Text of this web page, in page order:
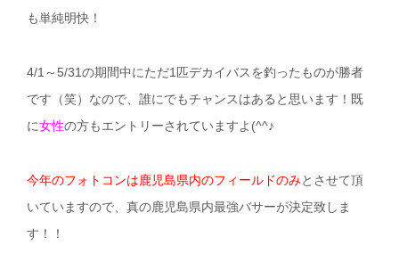
も単純明快！
4/1～5/31の期間中にただ1匹デカイバスを釣ったものが勝者
です（笑）なので、誰にでもチャンスはあると思います！既
に女性の方もエントリーされていますよ(^^♪
今年のフォトコンは鹿児島県内のフィールドのみとさせて頂
いていますので、真の鹿児島県内最強バサーが決定致しま
す！！